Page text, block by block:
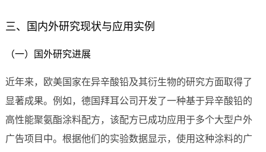
三、国内外研究现状与应用实例
（一）国外研究进展
近年来，欧美国家在异辛酸铅及其衍生物的研究方面取得了
显著成果。例如，德国拜耳公司开发了一种基于异辛酸铅的
高性能聚氨酯涂料配方，该配方已成功应用于多个大型户外
广告项目中。根据他们的实验数据显示，使用这种涂料的广